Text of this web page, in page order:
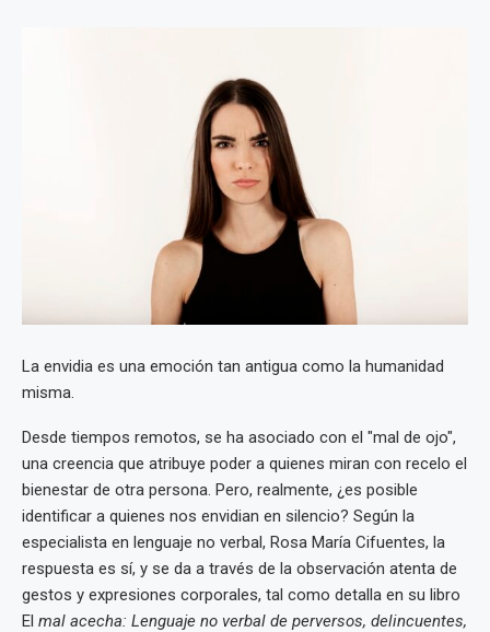
La envidia es una emoción tan antigua como la humanidad
misma.
Desde tiempos remotos, se ha asociado con el "mal de ojo",
una creencia que atribuye poder a quienes miran con recelo el
bienestar de otra persona. Pero, realmente, ¿es posible
identificar a quienes nos envidian en silencio? Según la
especialista en lenguaje no verbal, Rosa María Cifuentes, la
respuesta es sí, y se da a través de la observación atenta de
gestos y expresiones corporales, tal como detalla en su libro
El mal acecha: Lenguaje no verbal de perversos, delincuentes,